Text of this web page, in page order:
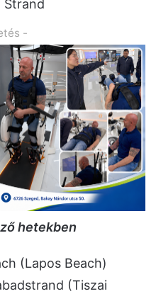
Strand
-
hetekben
(Lapos Beach)
(Tiszai